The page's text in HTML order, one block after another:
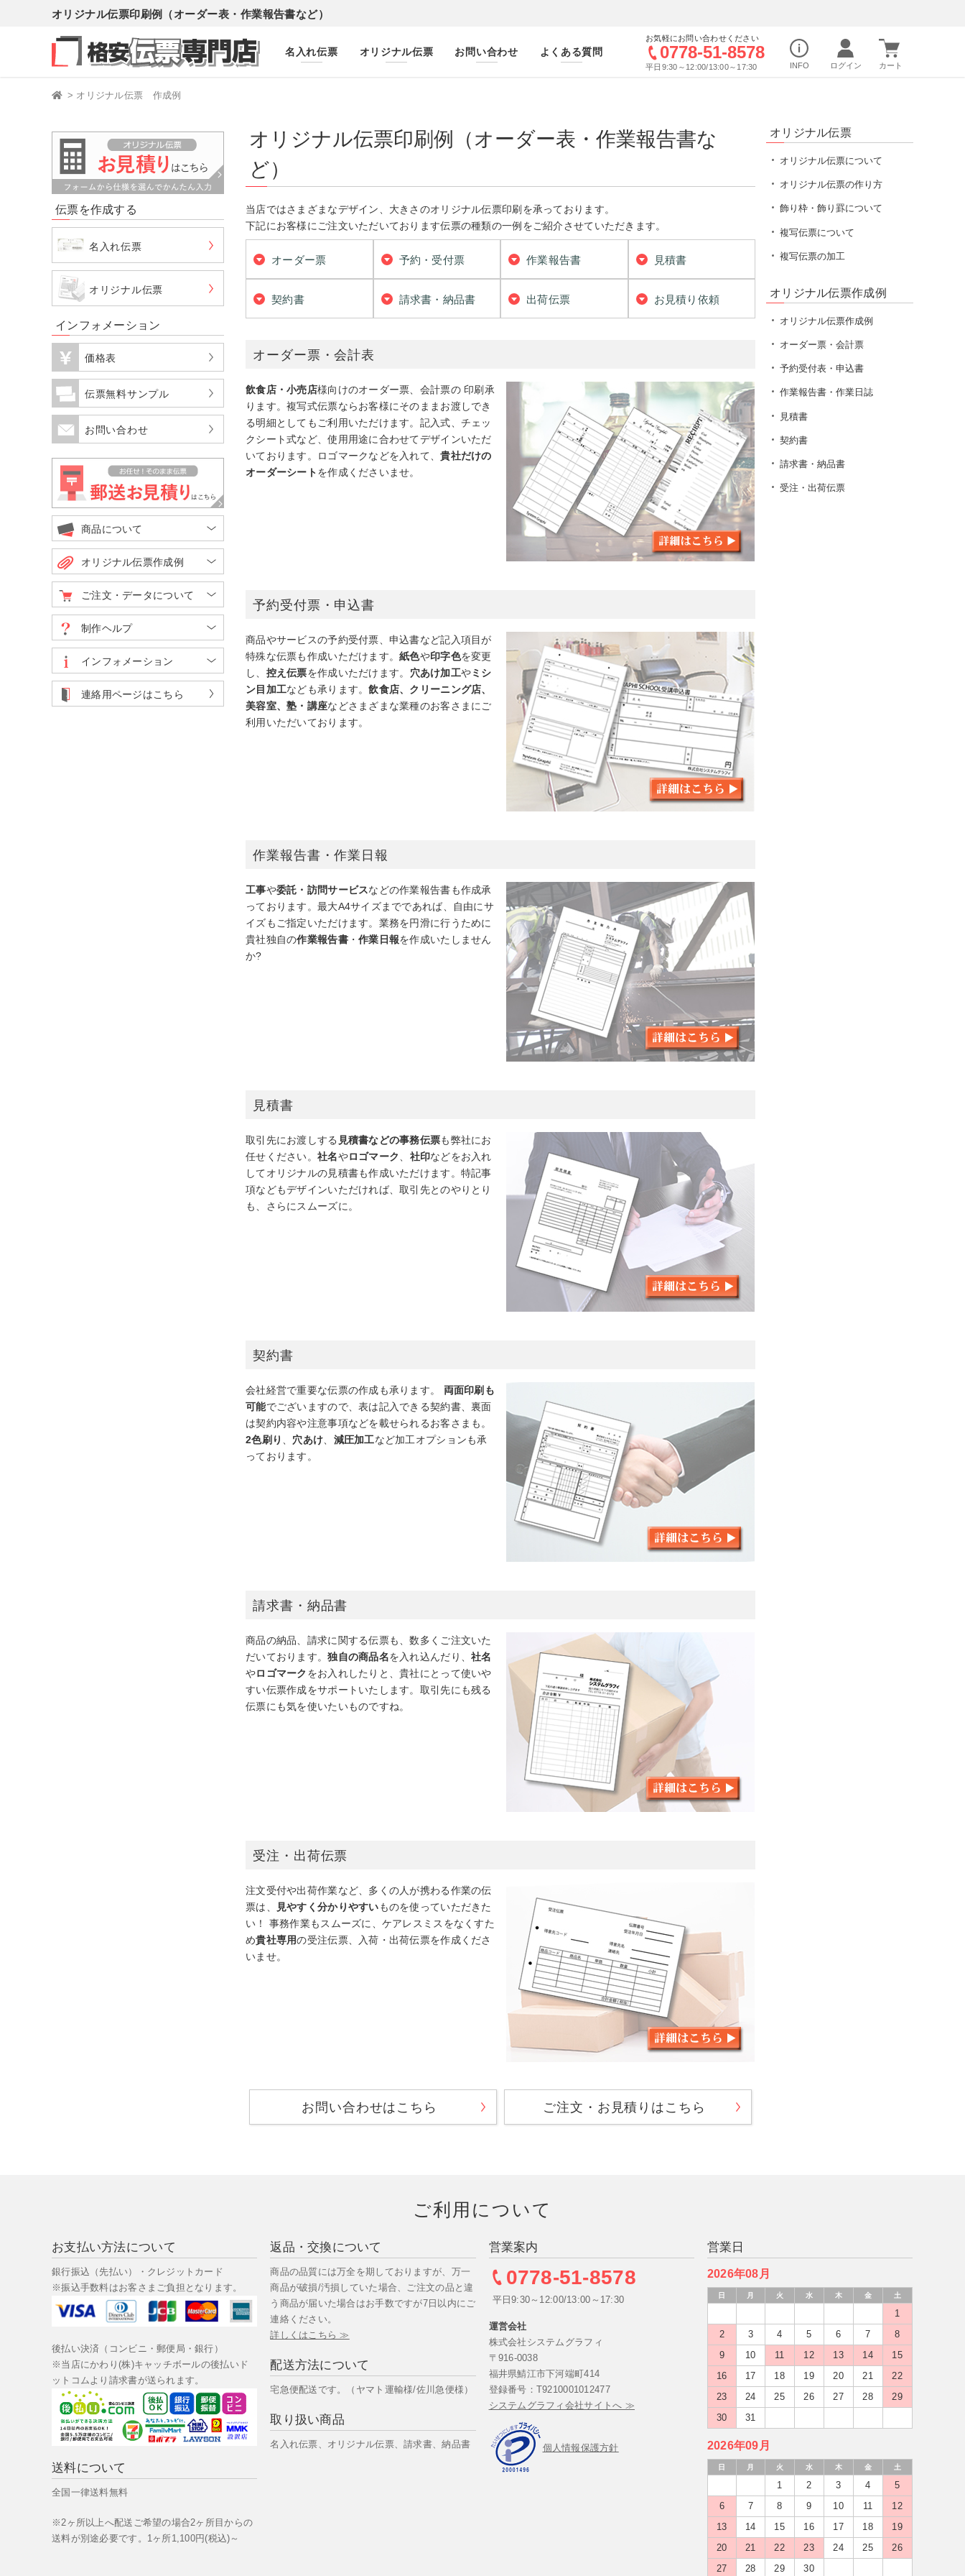
オリジナル伝票印刷例（オーダー表・作業報告書など）
名入れ伝票 オリジナル伝票 お問い合わせ よくある質問
お気軽にお問い合わせください
0778-51-8578
平日9:30～12:00/13:00～17:30 INFO
> オリジナル伝票 作成例
オリジナル伝票印刷例（オーダー表・作業報告書な
ど）
当店ではさまざまなデザイン、大きさのオリジナル伝票印刷を承っております。
下記にお客様にご注文いただいております伝票の種類の一例をご紹介させていただきます。
オーダー票 予約・受付票 作業報告書 見積書
契約書 請求書・納品書 出荷伝票 お見積り依頼
オーダー票・会計表
飲食店・小売店様向けのオーダー票、会計票の 印刷承
ります。複写式伝票ならお客様にそのままお渡しでき
る明細としてもご利用いただけます。記入式、チェッ
クシート式など、使用用途に合わせてデザインいただ
いております。ロゴマークなどを入れて、貴社だけの
オーダーシートを作成くださいませ。
予約受付票・申込書
商品やサービスの予約受付票、申込書など記入項目が
特殊な伝票も作成いただけます。紙色や印字色を変更
し、 控え伝票を作成いただけます。 穴あけ加工やミシ
ン目加工なども承ります。飲食店、クリーニング店、
美容室、塾・講座などさまざまな業種のお客さまにご
利用いただいております。
作業報告書・作業日報
工事や委託・訪問サービスなどの作業報告書も作成承
っております。最大A4サイズまでであれば、自由にサ
イズもご指定いただけます。業務を円滑に行うために
貴社独自の作業報告書・作業日報を作成いたしません
か?
見積書
取引先にお渡しする 見積書などの事務伝票も弊社にお
任せください。 社名やロゴマーク 社印などをお入れ
してオリジナルの見積書も作成いただけます。特記事
項などもデザインいただければ、取引先とのやりとり
も、さらにスムーズに。
契約書
会社経営で重要な伝票の作成も承ります。 両面印刷も
可能でございますので、表は記入できる契約書、裏面
は契約内容や注意事項などを載せられるお客さまも。
2色刷り
穴あけ 減圧加工など加工オプションも承
っております。
請求書・納品書
商品の納品、請求に関する伝票も、数多くご注文いた
だいております。独自の商品名を入れ込んだり、社名
やロゴマーク をお入れしたりと、貴社にとって使いや
すい伝票作成をサポートいたします。取引先にも残る
伝票にも気を使いたいものですね。
受注・出荷伝票
注文受付や出荷作業など、多くの人が携わる作業の伝
票は、
見やすく分かりやすいものを使っていただきた
い！ 事務作業もスムーズに、ケアレスミスをなくすた
め貴社専用の受注伝票、入荷・出荷伝票を作成くださ
いませ。
お問い合わせはこちら ご注文・お見積りはこちら
オリジナル伝票
オリジナル伝票について
オリジナル伝票の作り方
飾り枠・飾り罫について
複写伝票について
複写伝票の加工
オリジナル伝票作成例
オリジナル伝票作成例
オーダー票・会計票
予約受付表・申込書
作業報告書・作業日誌
見積書
契約書
請求書・納品書
受注・出荷伝票
伝票を作成する
名入れ伝票
オリジナル伝票
インフォメーション
価格表
伝票無料サンプル
お問い合わせ
商品について
オリジナル伝票作成例
ご注文・データについて
制作ヘルプ
インフォメーション
連絡用ページはこちら
ご利用について
お支払い方法について
銀行振込（先払い）・クレジットカード
※振込手数料はお客さまご負担となります。
後払い決済（コンビニ・郵便局・銀行）
※当店にかわり(株)キャッチボールの後払いド
ットコムより請求書が送られます。
送料について
全国一律送料無料
※2ヶ所以上へ配送ご希望の場合2ヶ所目からの
送料が別途必要です。1ヶ所1,100円(税込)～
返品・交換について
商品の品質には万全を期しておりますが、万一
商品が破損/汚損していた場合、ご注文の品と違
う商品が届いた場合はお手数ですが7日以内にご
連絡ください。
詳しくはこちら ≫
配送方法について
宅急便配送です。（ヤマト運輸様/佐川急便様）
取り扱い商品
名入れ伝票、オリジナル伝票、請求書、納品書
営業案内
0778-51-8578
平日9:30～12:00/13:00～17:30
運営会社
株式会社システムグラフィ
〒916-0038
福井県鯖江市下河端町414
登録番号：T9210001012477
システムグラフィ会社サイトへ ≫
個人情報保護方針
営業日
2026年08月
日 月 火 水 木 金 土
1
2
3 4 5 6 7
8
9
10 11 12 13 14
15
16
17 18 19 20 21
22
23
24 25 26 27 28
29
30
31
2026年09月
日 月 火 水 木 金 土
1 2 3 4
5
6
7 8 9 10 11
12
13
14 15 16 17 18
19
20
21 22 23 24 25
26
27
28 29 30